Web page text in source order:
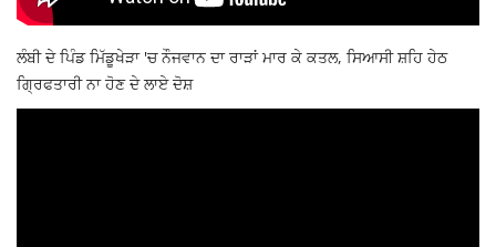
ਲੰਬੀ ਦੇ ਪਿੰਡ ਮਿੱਡੂਖੇੜਾ 'ਚ ਨੌਜਵਾਨ ਦਾ ਰਾੜਾਂ ਮਾਰ ਕੇ ਕਤਲ, ਸਿਆਸੀ ਸ਼ਹਿ ਹੇਠ
ਗ੍ਰਿਫਤਾਰੀ ਨਾ ਹੋਣ ਦੇ ਲਾਏ ਦੋਸ਼